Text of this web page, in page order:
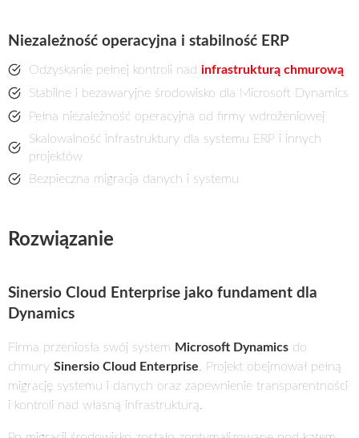
Niezależność operacyjna i stabilność ERP
Odzyskanie pełnej kontroli nad infrastrukturą chmurową
Stabilne i bezawaryjne środowisko dla Microsoft Dynamics
Pełna niezależność operacyjna od firmy wdrożeniowej
Skalowalność infrastruktury dla systemu ERP i innych
projektów
Bezpieczna migracja danych i systemu
Rozwiązanie
Sinersio Cloud Enterprise jako fundament dla
Dynamics
Firma przeniosła swój system Microsoft Dynamics do
chmury Sinersio Cloud Enterprise . Projekt obejmował pełną
migrację systemu i danych oraz zapewnienie transparentności
i kontroli nad własną infrastrukturą.